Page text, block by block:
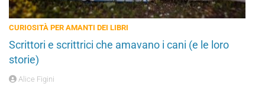
CURIOSITÀ PER AMANTI DEI LIBRI
Scrittori e scrittrici che amavano i cani (e le loro
storie)
Alice Figini